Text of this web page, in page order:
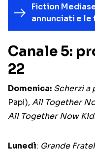
Fiction
annunciati e le
Canale 5:
22
Domenica: Scherzi a
Papi), All Together
All Together Now
Lunedì: Grande